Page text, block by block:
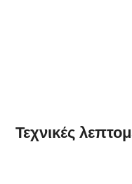
Τεχνικές